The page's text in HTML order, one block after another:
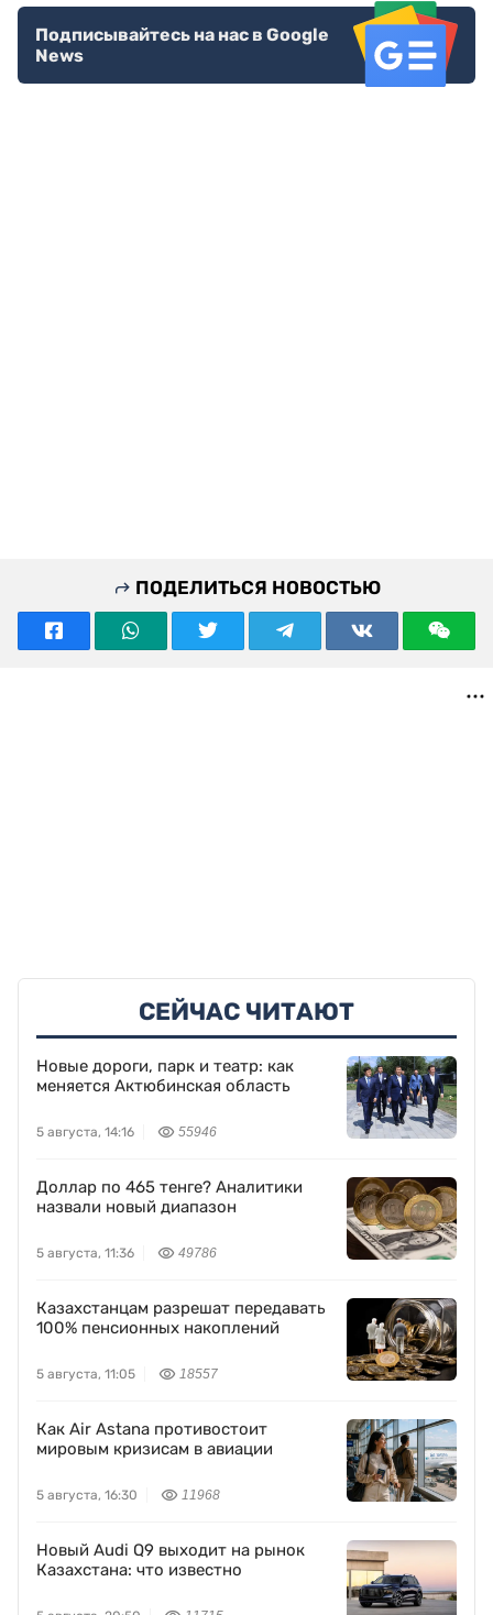
Подписывайтесь на нас в Google
News
ПОДЕЛИТЬСЯ НОВОСТЬЮ
СЕЙЧАС ЧИТАЮТ
Новые дороги, парк и театр: как
меняется Актюбинская область
5 августа, 14:16 55946
Доллар по 465 тенге? Аналитики
назвали новый диапазон
5 августа, 11:36 49786
Казахстанцам разрешат передавать
100% пенсионных накоплений
5 августа, 11:05 18557
Как Air Astana противостоит
мировым кризисам в авиации
5 августа, 16:30 11968
Новый Audi Q9 выходит на рынок
Казахстана: что известно